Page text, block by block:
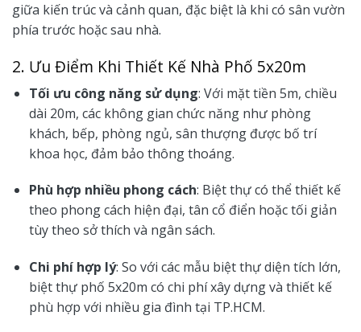
giữa kiến trúc và cảnh quan, đặc biệt là khi có sân vườn
phía trước hoặc sau nhà.
2. Ưu Điểm Khi Thiết Kế Nhà Phố 5x20m
Tối ưu công năng sử dụng: Với mặt tiền 5m, chiều
dài 20m, các không gian chức năng như phòng
khách, bếp, phòng ngủ, sân thượng được bố trí
khoa học, đảm bảo thông thoáng.
Phù hợp nhiều phong cách: Biệt thự có thể thiết kế
theo phong cách hiện đại, tân cổ điển hoặc tối giản
tùy theo sở thích và ngân sách.
Chi phí hợp lý: So với các mẫu biệt thự diện tích lớn,
biệt thự phố 5x20m có chi phí xây dựng và thiết kế
phù hợp với nhiều gia đình tại TP.HCM.